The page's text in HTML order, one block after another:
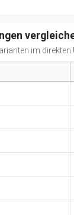
im direkten